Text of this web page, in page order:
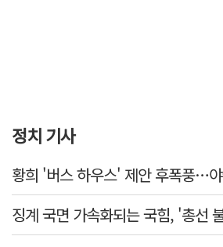
정치 기사
징계 국면 가속화되는 국힘, '총선